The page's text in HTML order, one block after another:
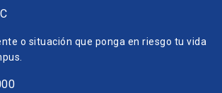
o situación que ponga en riesgo tu vida